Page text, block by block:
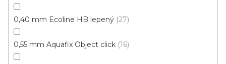
0,40 mm Ecoline HB lepený 27
0,55 mm Aquafix Object click 16